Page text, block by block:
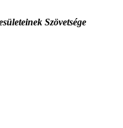
Szövetsége